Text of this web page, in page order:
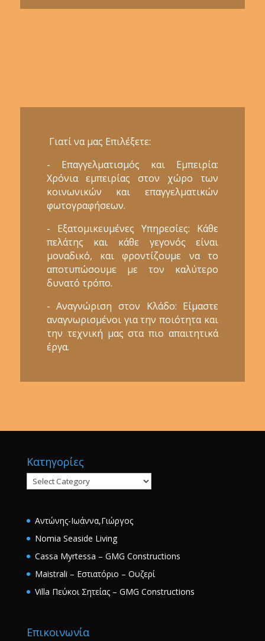
Γιατί να μας Επιλέξετε:
- Επαγγελματισμός και Εμπειρία:
Χρόνια εμπειρίας στον χώρο των
κοινωνικών και επαγγελματικών
φωτογραφήσεων.
- Εξατομικευμένες Υπηρεσίες: Κάθε
πελάτης και κάθε γεγονός είναι
μοναδικό, και φροντίζουμε να το
αποτυπώσουμε με τον καλύτερο
δυνατό τρόπο.
- Αναγνώριση στον Κλάδο: Είμαστε
αναγνωρισμένοι για την ποιότητα και
την τεχνική μας στα πιο απαιτητικά
έργα.
Κατηγορίες
Κατηγορίες
Αντώνης-Ιωάννα,Γιώργος
Nomia Seaside Living
Cassa Myrtessa – GMG Constructions
Maistrali – Εστιατόριο – Ουζερί
Villa Πεύκοι Σητείας – GMG Constructions
Επικοινωνία